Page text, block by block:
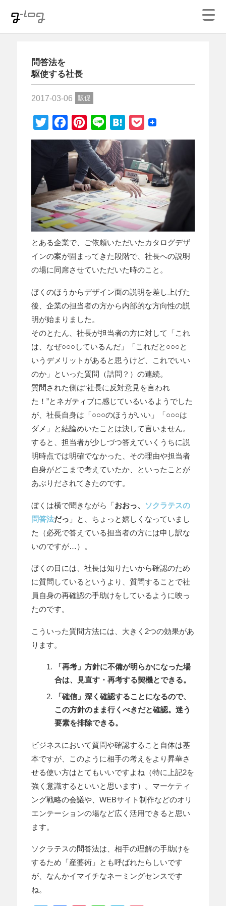
作・映像制作
問答法を
駆使する社長
2017-03-06 販促
Twitter FacebookPinterest
Line HatenaPocket
とある企業で、ご依頼いただいたカタログデザ
インの案が固まってきた段階で、社長への説明
の場に同席させていただいた時のこと。
ぼくのほうからデザイン面の説明を差し上げた
後、企業の担当者の方から内部的な方向性の説
明が始まりました。
そのとたん、社長が担当者の方に対して「これ
は、なぜ○○○しているんだ」「これだと○○○と
いうデメリットがあると思うけど、これでいい
のか」といった質問（詰問？）の連続。
質問された側は“社長に反対意見を言われ
た！”とネガティブに感じているいるようでした
が、社長自身は「○○○のほうがいい」「○○○は
ダメ」と結論めいたことは決して言いません。
すると、担当者が少しづつ答えていくうちに説
明時点では明確でなかった、その理由や担当者
自身がどこまで考えていたか、といったことが
あぶりだされてきたのです。
ぼくは横で聞きながら「おおっ、
ソクラテスの
問答法だっ 」と、ちょっと嬉しくなっていまし
た（必死で答えている担当者の方には申し訳な
いのですが…）。
ぼくの目には、社長は知りたいから確認のため
に質問しているというより、質問することで社
員自身の再確認の手助けをしているように映っ
たのです。
こういった質問方法には、大きく2つの効果があ
ります。
「再考」方針に不備が明らかになった場
合は、見直す・再考する契機とできる。
「確信」深く確認することになるので、
この方針のまま行くべきだと確認。迷う
要素を排除できる。
ビジネスにおいて質問や確認すること自体は基
本ですが、このように相手の考えをより昇華さ
せる使い方はとてもいいですよね（特に上記2を
強く意識するといいと思います）。マーケティ
ング戦略の会議や、WEBサイト制作などのオリ
エンテーションの場など広く活用できると思い
ます。
ソクラテスの問答法は、相手の理解の手助けを
するため「産婆術」とも呼ばれたらしいです
が、なんかイマイチなネーミングセンスです
ね。